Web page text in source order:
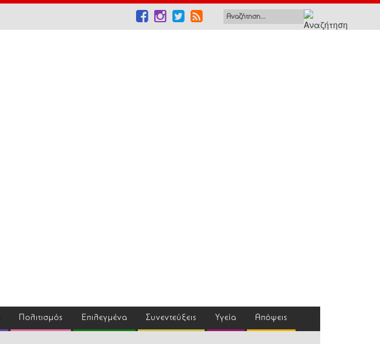
Πολιτισμός Επιλεγμένα Συνεντεύξεις Υγεία Απόψεις